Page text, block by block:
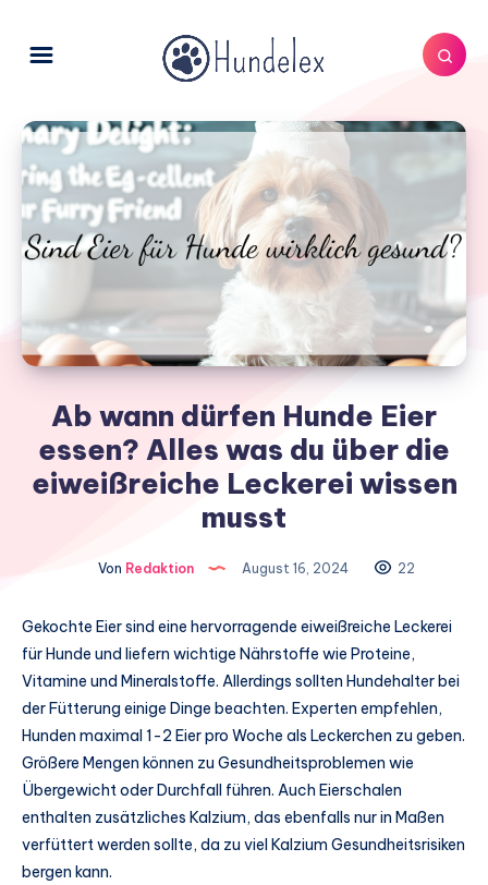
Ab wann dürfen Hunde Eier
essen? Alles was du über die
eiweißreiche Leckerei wissen
musst
Von Redaktion August 16, 2024 22
Gekochte Eier sind eine hervorragende eiweißreiche Leckerei
für Hunde und liefern wichtige Nährstoffe wie Proteine,
Vitamine und Mineralstoffe. Allerdings sollten Hundehalter bei
der Fütterung einige Dinge beachten. Experten empfehlen,
Hunden maximal 1-2 Eier pro Woche als Leckerchen zu geben.
Größere Mengen können zu Gesundheitsproblemen wie
Übergewicht oder Durchfall führen. Auch Eierschalen
enthalten zusätzliches Kalzium, das ebenfalls nur in Maßen
verfüttert werden sollte, da zu viel Kalzium Gesundheitsrisiken
bergen kann.